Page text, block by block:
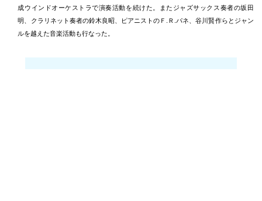
成ウインドオーケストラで演奏活動を続けた。またジャズサックス奏者の坂田
明、クラリネット奏者の鈴木良昭、ピアニストのＦ.Ｒ.パネ、谷川賢作らとジャン
ルを越えた音楽活動も行なった。